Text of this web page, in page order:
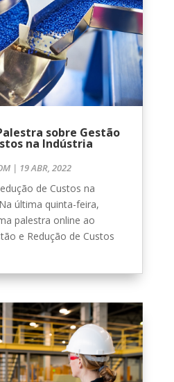
sobre Gestão
na Indústria
| 19 ABR, 2022
de Custos na
última quinta-feira,
palestra online ao
e Redução de Custos